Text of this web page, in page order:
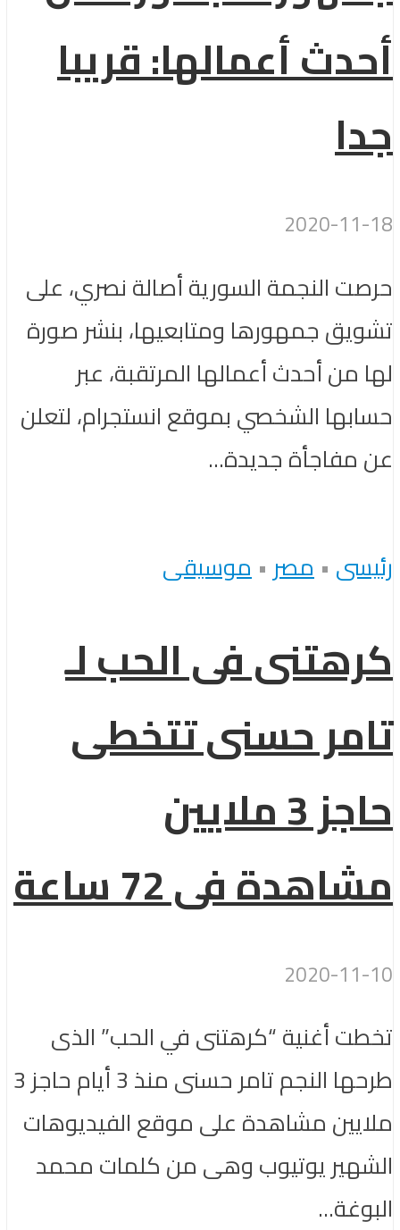
أحدث أعمالها: قريبا
جدا
2020-11-18
حرصت النجمة السورية أصالة نصري، على
تشويق جمهورها ومتابعيها، بنشر صورة
لها من أحدث أعمالها المرتقبة، عبر
حسابها الشخصي بموقع انستجرام، لتعلن
عن مفاجأة جديدة...
رئيسى •مصر•موسيقى
كرهتنى فى الحب لـ
تامر حسنى تتخطى
حاجز 3 ملايين
مشاهدة فى 72 ساعة
2020-11-10
تخطت أغنية “كرهتنى في الحب” الذى
طرحها النجم تامر حسنى منذ 3 أيام حاجز 3
ملايين مشاهدة على موقع الفيديوهات
الشهير يوتيوب وهى من كلمات محمد
البوغة...